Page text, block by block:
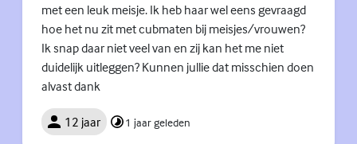
met een leuk meisje. Ik heb haar wel eens gevraagd
hoe het nu zit met cubmaten bij meisjes/vrouwen?
Ik snap daar niet veel van en zij kan het me niet
duidelijk uitleggen? Kunnen jullie dat misschien doen
alvast dank
12 jaar 1 jaar geleden